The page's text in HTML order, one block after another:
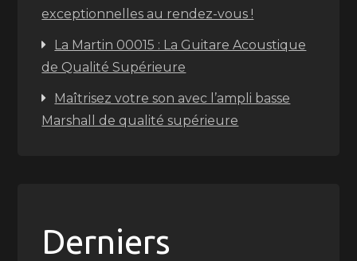
exceptionnelles au rendez-vous !
La Martin 00015 : La Guitare Acoustique
de Qualité Supérieure
Maîtrisez votre son avec l’ampli basse
Marshall de qualité supérieure
Derniers